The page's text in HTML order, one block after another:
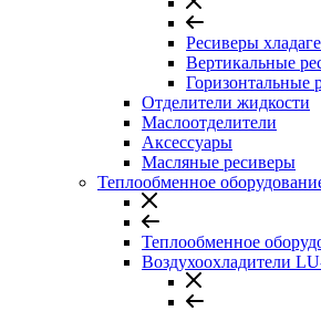
Ресиверы
Вертикальные
Горизонтальные
Отделители жидкости
Маслоотделители
Аксессуары
Масляные ресиверы
Теплообменное
Теплообменное
Воздухоохладители